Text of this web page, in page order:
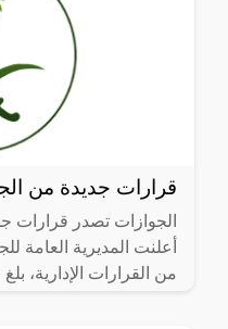
قرارات جديدة من
الجوازات تصدر قرارات
أعلنت المديرية العامة